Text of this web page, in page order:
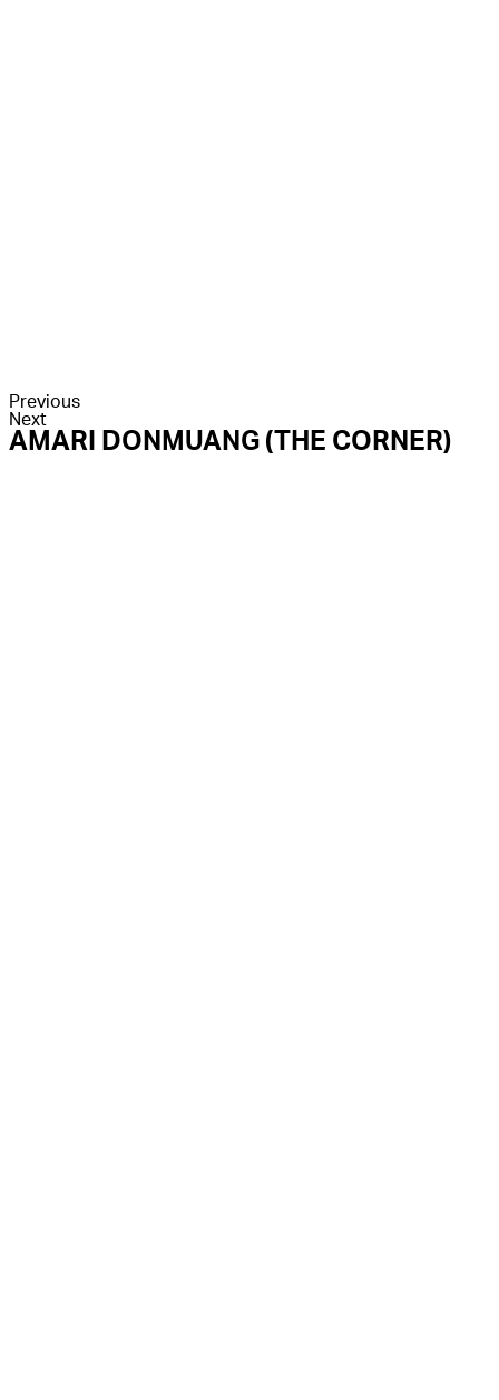
Previous
Next
AMARI DONMUANG (THE CORNER)